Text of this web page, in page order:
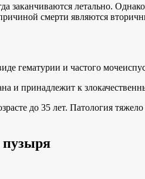
заканчиваются летально.
смерти являются
гематурии и частого
и принадлежит к
до 35 лет. Патология
пузыря